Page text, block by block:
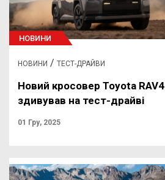
НОВИНИ
НОВИНИ / ТЕСТ-ДРАЙВИ
Новий кросовер Toyota RAV4
здивував на тест-драйві
01 Гру, 2025